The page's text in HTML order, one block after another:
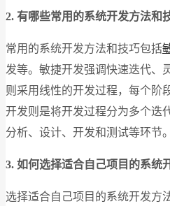
2. 有哪些常用的系统开发方法和
常用的系统开发方法和技巧包括
发等。敏捷开发强调快速迭代、
则采用线性的开发过程，每个阶
开发则是将开发过程分为多个迭
分析、设计、开发和测试等环节。
3. 如何选择适合自己项目的系统
选择适合自己项目的系统开发方